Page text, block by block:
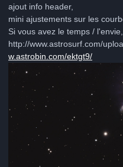
ajout info header,
mini ajustements sur les
Si vous avez le temps /
http://www.astrosurf.com/
w.astrobin.com/ektgt9/